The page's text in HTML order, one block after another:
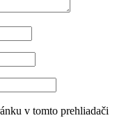
v tomto prehliadači